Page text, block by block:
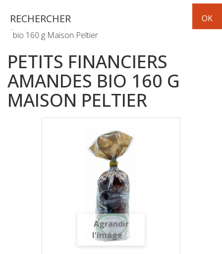
Epicerie
Petits financiers amandes
bio 160 g Maison Peltier
PETITS FINANCIERS
AMANDES BIO 160 G
MAISON PELTIER
Agrandir
l'image